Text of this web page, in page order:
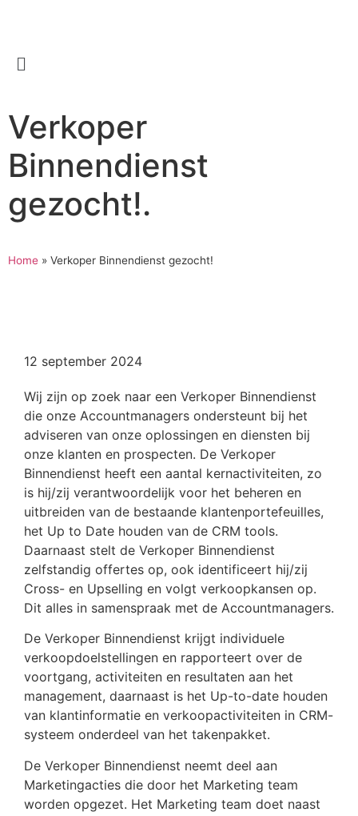
Verkoper
Binnendienst
gezocht!.
Home » Verkoper Binnendienst gezocht!
12 september 2024
Wij zijn op zoek naar een Verkoper Binnendienst
die onze Accountmanagers ondersteunt bij het
adviseren van onze oplossingen en diensten bij
onze klanten en prospecten. De Verkoper
Binnendienst heeft een aantal kernactiviteiten, zo
is hij/zij verantwoordelijk voor het beheren en
uitbreiden van de bestaande klantenportefeuilles,
het Up to Date houden van de CRM tools.
Daarnaast stelt de Verkoper Binnendienst
zelfstandig offertes op, ook identificeert hij/zij
Cross- en Upselling en volgt verkoopkansen op.
Dit alles in samenspraak met de Accountmanagers.
De Verkoper Binnendienst krijgt individuele
verkoopdoelstellingen en rapporteert over de
voortgang, activiteiten en resultaten aan het
management, daarnaast is het Up-to-date houden
van klantinformatie en verkoopactiviteiten in CRM-
systeem onderdeel van het takenpakket.
De Verkoper Binnendienst neemt deel aan
Marketingacties die door het Marketing team
worden opgezet. Het Marketing team doet naast